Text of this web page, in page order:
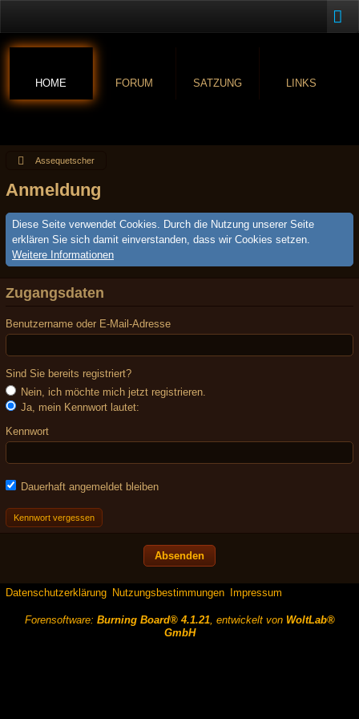
HOME FORUM SATZUNG LINKS
Assequetscher
Anmeldung
Diese Seite verwendet Cookies. Durch die Nutzung unserer Seite
erklären Sie sich damit einverstanden, dass wir Cookies setzen.
Weitere Informationen
Zugangsdaten
Benutzername oder E-Mail-Adresse
Sind Sie bereits registriert?
Nein, ich möchte mich jetzt registrieren.
Ja, mein Kennwort lautet:
Kennwort
Dauerhaft angemeldet bleiben
Kennwort vergessen
Datenschutzerklärung Nutzungsbestimmungen Impressum
Forensoftware: Burning Board® 4.1.21, entwickelt von WoltLab®
GmbH